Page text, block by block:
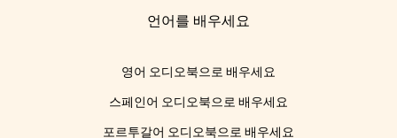
언어를 배우세요
영어 오디오북으로 배우세요
스페인어 오디오북으로 배우세요
포르투갈어 오디오북으로 배우세요